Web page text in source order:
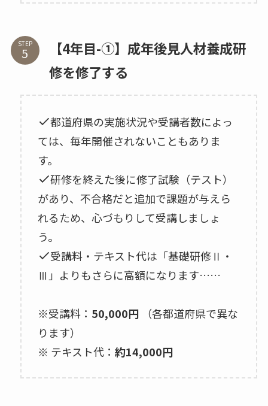
STEP
【4年目-①】成年後見人材養成研
修を修了する
都道府県の実施状況や受講者数によっ
ては、毎年開催されないこともありま
す。
研修を終えた後に修了試験（テスト）
があり、不合格だと追加で課題が与えら
れるため、心づもりして受講しましょ
う。
受講料・テキスト代は「基礎研修Ⅱ・
Ⅲ」よりもさらに高額になります……
※受講料： 50,000円
（各都道府県で異な
ります）
※ テキスト代： 約14,000円